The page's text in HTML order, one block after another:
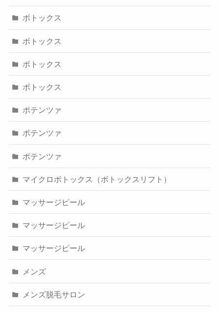
ボトックス
ボトックス
ボトックス
ボトックス
ポテンツァ
ポテンツァ
ポテンツァ
マイクロボトックス（ボトックスリフト）
マッサージピール
マッサージピール
マッサージピール
メンズ
メンズ脱毛サロン